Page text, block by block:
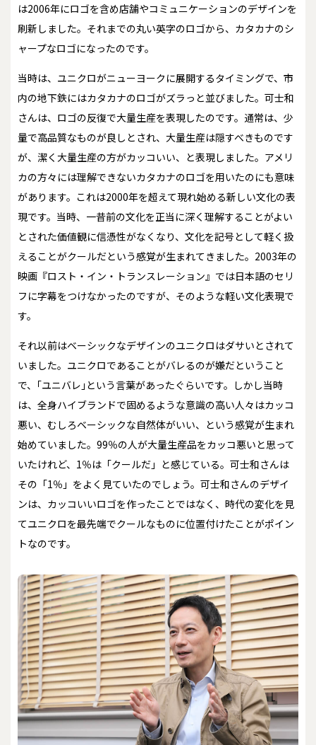
は2006年にロゴを含め店舗やコミュニケーションのデザインを
刷新しました。それまでの丸い英字のロゴから、カタカナのシ
ャープなロゴになったのです。
当時は、ユニクロがニューヨークに展開するタイミングで、市
内の地下鉄にはカタカナのロゴがズラっと並びました。可士和
さんは、ロゴの反復で大量生産を表現したのです。通常は、少
量で高品質なものが良しとされ、大量生産は隠すべきものです
が、潔く大量生産の方がカッコいい、と表現しました。アメリ
カの方々には理解できないカタカナのロゴを用いたのにも意味
があります。これは2000年を超えて現れ始める新しい文化の表
現です。当時、一昔前の文化を正当に深く理解することがよい
とされた価値観に信憑性がなくなり、文化を記号として軽く扱
えることがクールだという感覚が生まれてきました。2003年の
映画『ロスト・イン・トランスレーション』では日本語のセリ
フに字幕をつけなかったのですが、そのような軽い文化表現で
す。
それ以前はベーシックなデザインのユニクロはダサいとされて
いました。ユニクロであることがバレるのが嫌だということ
で、｢ユニバレ｣という言葉があったぐらいです。しかし当時
は、全身ハイブランドで固めるような意識の高い人々はカッコ
悪い、むしろベーシックな自然体がいい、という感覚が生まれ
始めていました。99％の人が大量生産品をカッコ悪いと思って
いたけれど、1％は「クールだ」と感じている。可士和さんは
その「1％」をよく見ていたのでしょう。可士和さんのデザイ
ンは、カッコいいロゴを作ったことではなく、時代の変化を見
てユニクロを最先端でクールなものに位置付けたことがポイン
トなのです。